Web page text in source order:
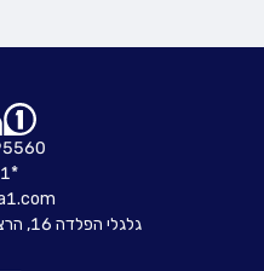
גלגלי הפלדה 16, הרצליה פיתוח, מבני תל-עד